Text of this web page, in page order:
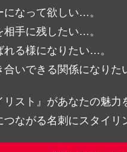
になって欲しい…。
相手に残したい…。
れる様になりたい…。
合いできる関係になりた
スト』があなたの魅力
ながる名刺にスタイリ